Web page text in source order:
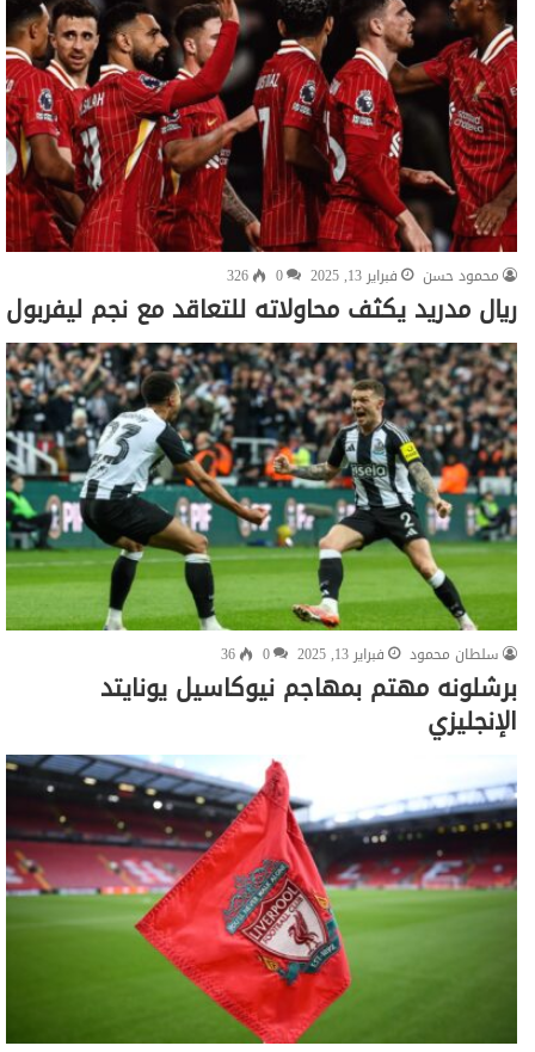
محمود حسن فبراير 13, 2025 0
326
ريال مدريد يكثف محاولاته للتعاقد مع نجم ليفربول
سلطان محمود فبراير 13, 2025 0
36
برشلونه مهتم بمهاجم نيوكاسيل يونايتد
الإنجليزي